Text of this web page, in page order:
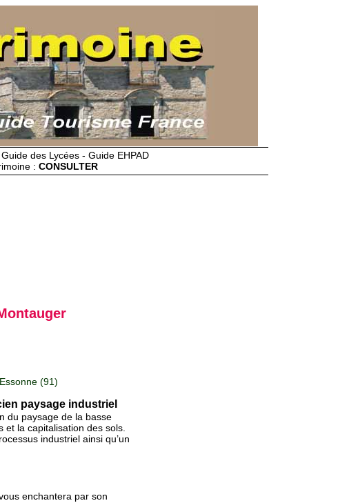
des Lycées - Guide EHPAD
: CONSULTER
Essonne (91)
paysage industriel
du paysage de la basse
et la capitalisation des sols.
industriel ainsi qu’un
enchantera par son